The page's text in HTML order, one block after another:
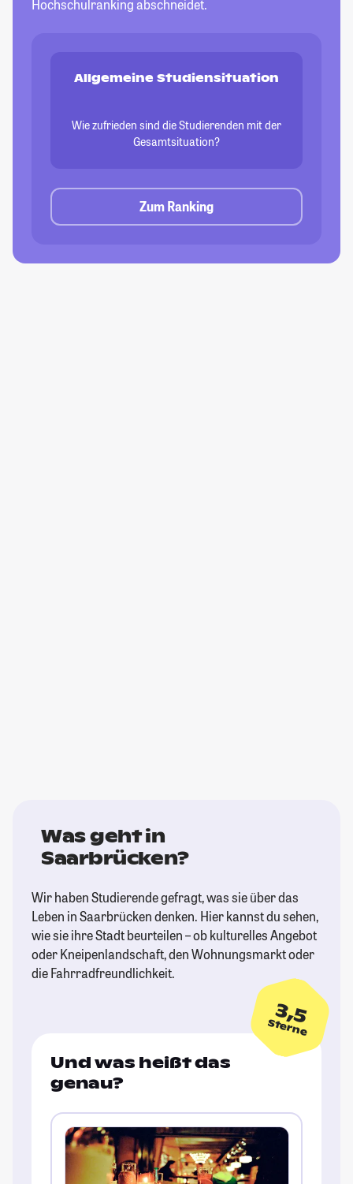
Hochschulranking abschneidet.
Allgemeine Studiensituation
Wie zufrieden sind die Studierenden mit der
Gesamtsituation?
Zum Ranking
Was geht in
Saarbrücken?
Wir haben Studierende gefragt, was sie über das
Leben in Saarbrücken denken. Hier kannst du sehen,
wie sie ihre Stadt beurteilen – ob kulturelles Angebot
oder Kneipenlandschaft, den Wohnungsmarkt oder
die Fahrradfreundlichkeit.
3,5
Sterne
Und was heißt das
genau?